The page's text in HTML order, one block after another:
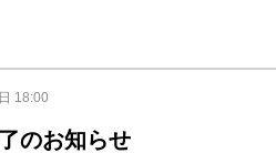
18:00
のお知らせ